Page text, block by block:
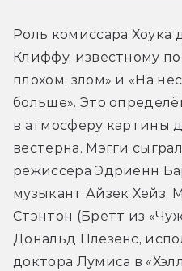
Роль комиссара Хоука
Клиффу, известному
плохом, злом» и «На
больше». Это
в атмосферу картины
вестерна. Мэгги
режиссёра Эдриенн
музыкант Айзек Хейз,
Стэнтон (Бретт из
Дональд Плезенс,
доктора Лумиса в